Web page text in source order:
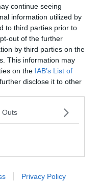
continue seeing
information utilized by
to third parties prior to
out of the further
by third parties on the
This information may
on the IAB’s List of
disclose it to other
Outs
Privacy Policy
non ha